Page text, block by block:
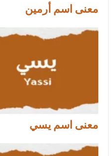
معنى اسم أرمين
معنى اسم يسي